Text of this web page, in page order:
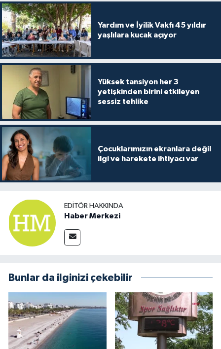
Yardım ve İyilik Vakfı 45 yıldır
yaşlılara kucak açıyor
Yüksek tansiyon her 3
yetişkinden birini etkileyen
sessiz tehlike
Çocuklarımızın ekranlara değil
ilgi ve harekete ihtiyacı var
EDITÖR HAKKINDA
Haber Merkezi
Bunlar da ilginizi çekebilir